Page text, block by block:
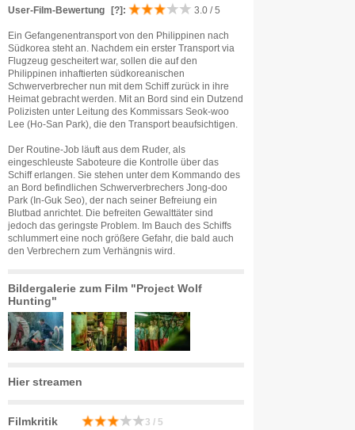
User-Film-Bewertung
[?] : 3.0 / 5
Ein Gefangenentransport von den Philippinen nach
Südkorea steht an. Nachdem ein erster Transport via
Flugzeug gescheitert war, sollen die auf den
Philippinen inhaftierten südkoreanischen
Schwerverbrecher nun mit dem Schiff zurück in ihre
Heimat gebracht werden. Mit an Bord sind ein Dutzend
Polizisten unter Leitung des Kommissars Seok-woo
Lee (Ho-San Park), die den Transport beaufsichtigen.
Der Routine-Job läuft aus dem Ruder, als
eingeschleuste Saboteure die Kontrolle über das
Schiff erlangen. Sie stehen unter dem Kommando des
an Bord befindlichen Schwerverbrechers Jong-doo
Park (In-Guk Seo), der nach seiner Befreiung ein
Blutbad anrichtet. Die befreiten Gewalttäter sind
jedoch das geringste Problem. Im Bauch des Schiffs
schlummert eine noch größere Gefahr, die bald auch
den Verbrechern zum Verhängnis wird.
Bildergalerie zum Film "Project Wolf
Hunting"
Hier streamen
Filmkritik 3 / 5